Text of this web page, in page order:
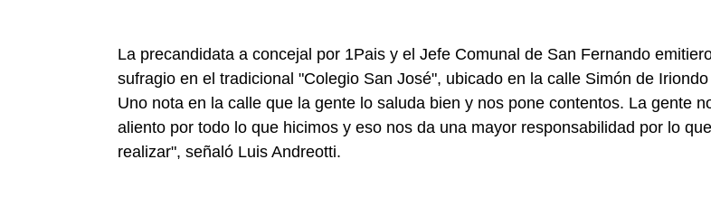
La precandidata a concejal por 1Pais y el Jefe Comunal de San Fernando
sufragio en el tradicional "Colegio San José", ubicado en la calle Simón de
Uno nota en la calle que la gente lo saluda bien y nos pone contentos. La gente
aliento por todo lo que hicimos y eso nos da una mayor responsabilidad por lo
realizar", señaló Luis Andreotti.